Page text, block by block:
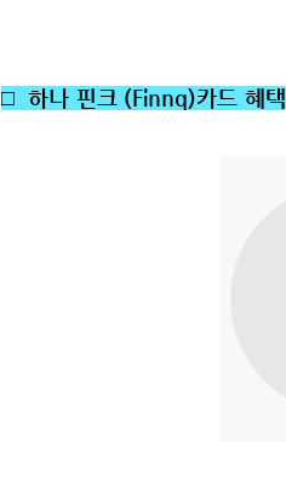
□ 하나 핀크 (Finnq)카드 혜택